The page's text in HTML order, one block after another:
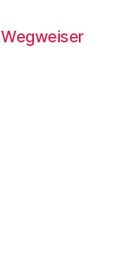
Wegweiser